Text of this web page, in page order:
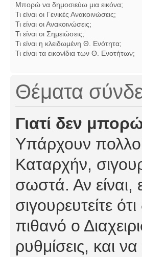
Μπορώ να δημοσιεύω μια εικόνα;
Τι είναι οι Γενικές Ανακοινώσεις;
Τι είναι οι Ανακοινώσεις;
Τι είναι οι Σημειώσεις;
Τι είναι η κλειδωμένη Θ. Ενότητα;
Τι είναι τα εικονίδια των Θ. Ενοτήτων;
Θέματα
Γιατί δεν
Υπάρχουν
Καταρχήν,
σωστά. Αν είναι,
σιγουρευτείτε
πιθανό ο
ρυθμίσεις, και να